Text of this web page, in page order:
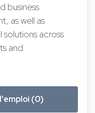
business
as well as
solutions across
and
(0)